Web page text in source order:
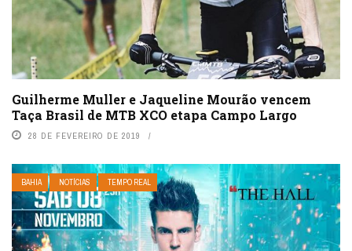
Guilherme Muller e Jaqueline Mourão vencem
Taça Brasil de MTB XCO etapa Campo Largo
28 DE FEVEREIRO DE 2019
BAHIA NOTÍCIAS TEMPO REAL